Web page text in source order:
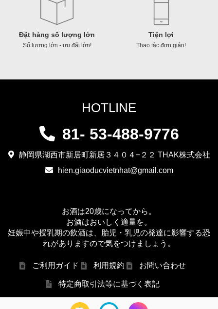
Đặt hàng số lượng lớn
Số lượng lớn - ưu đãi lớn!
Tiện lợi
Thao tác đơn giản!
HOTLINE
81- 53-488-9776
静岡県湖西市新居町新居３４０４−２２ THAK株式会社
hien.giaoducvietnhat@gmail.com
お酒は20歳になってから。
お酒はおいしく適量を。
妊娠中や授乳期の飲酒は、胎児・乳児の発達に影響する恐
れがありますので気をつけましょう。
ご利用ガイド 利用規約 お問い合わせ
特定商取引法等に基づく表記